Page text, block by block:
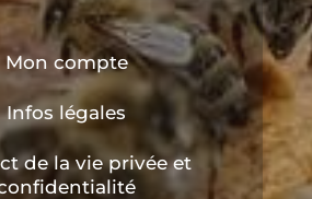
Mon compte
Infos légales
de la vie privée et